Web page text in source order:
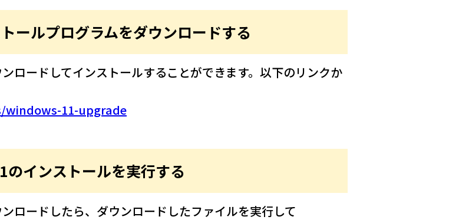
ールプログラムをダウンロードする
ロードしてインストールすることができます。以下のリンクか
11-upgrade
インストールを実行する
ロードしたら、ダウンロードしたファイルを実行して